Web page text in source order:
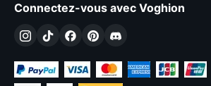
Connectez-vous avec Voghion